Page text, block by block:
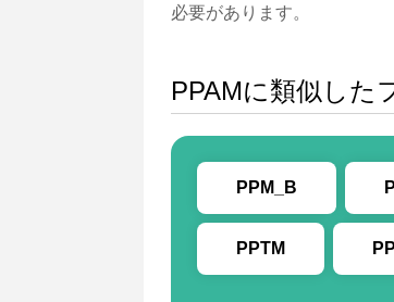
必要があります。
PPAMに類似した
PPM_B
PPTM